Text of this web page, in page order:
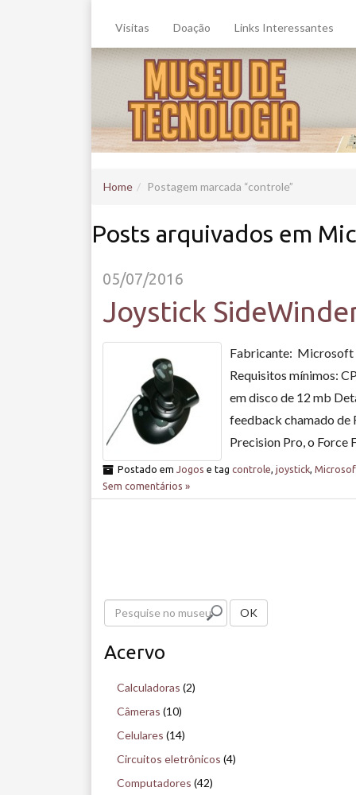
Visitas Doação Links Interessantes
Home Postagem marcada controle
Posts arquivados em
05/07/2016
Joystick
Fabricante: Microsoft
Requisitos mínimos:
em disco de 12 mb
feedback chamado de
Precision Pro, o Force
Postado em Jogos e tag controle joystick,
Sem comentários »
s
OK
Acervo
Calculadoras (2)
Câmeras (10)
Celulares (14)
Circuitos eletrônicos (4)
Computadores (42)